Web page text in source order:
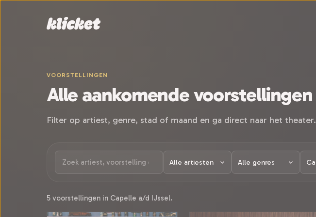
VOORSTELLINGEN
Alle aankomende voorstellingen
Filter op artiest, genre, stad of maand en ga direct naar het theater.
5 voorstellingen in Capelle a/d IJssel.